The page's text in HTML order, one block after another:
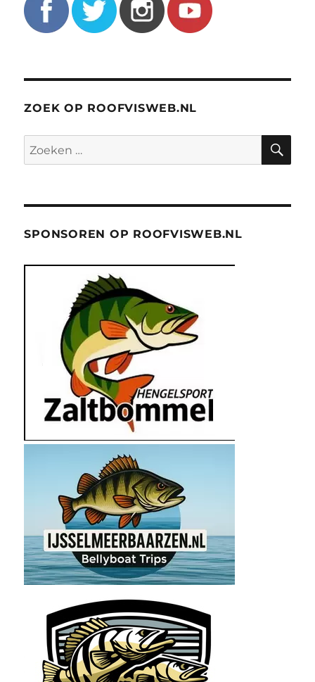
ZOEK OP ROOFVISWEB.NL
Zoeken
naar:
SPONSOREN OP ROOFVISWEB.NL